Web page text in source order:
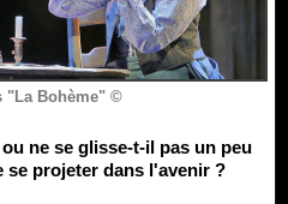
"La Bohème" ©
se projeter dans l'avenir ?